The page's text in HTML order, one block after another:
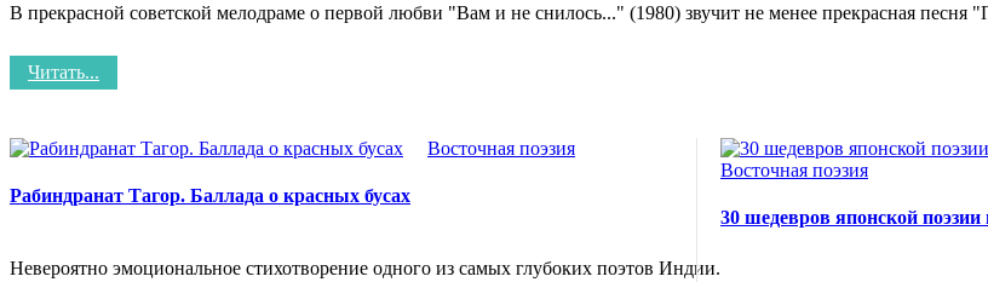
В прекрасной советской мелодраме о первой любви "Вам и не снилось..." (1980) звучит не менее прекрасная
Читать...
Восточная поэзия
Рабиндранат Тагор. Баллада о красных бусах
Невероятно эмоциональное стихотворение одного из самых глубоких поэтов Индии.
Восточная поэзия
30 шедевров японской